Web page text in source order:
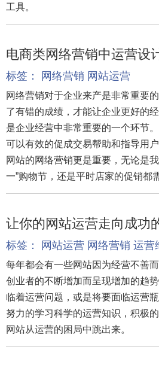
工具。
电商类网络营销中运营设
标签： 网络营销 网站运营
网络营销对于企业来产是非常重要
了有错的成绩，才能让企业更好的
是企业经营中非常重要的一个环节
可以有效的促成交易帮助和指导用
网站的网络营销更是重要，无论是
一”购物节，还是平时店家的促销都
让你的网站运营走向成功
标签： 网站运营 网络营销 运营
每年都会有一些网站因为经营不善
创业者的不断增加而呈现增加的趋
临着运营问题，或是将要面临运营
努力的学习科学的运营知识，积极
网站从运营的困局中跳出来。